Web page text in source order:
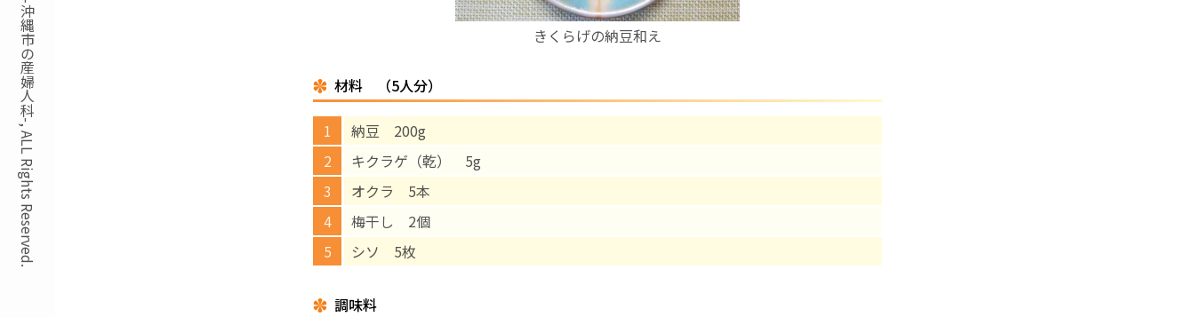
きくらげの納豆和え
材料 （5人分）
納豆 200g
キクラゲ（乾） 5g
オクラ 5本
梅干し 2個
シソ 5枚
調味料
予防接種
‘さんルーム’ でさまざまな講座・クラス
医師プロフィール